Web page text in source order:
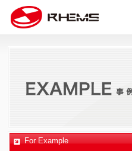
For Example